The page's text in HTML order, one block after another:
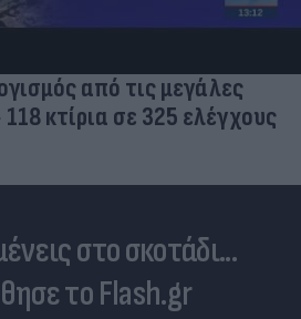
από τις μεγάλες
κτίρια σε 325 ελέγχους
στο σκοτάδι...
το Flash.gr